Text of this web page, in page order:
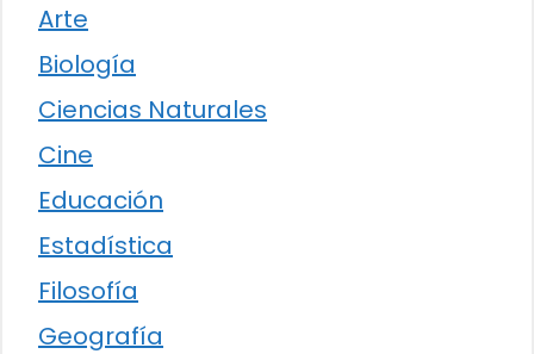
Arte
Biología
Ciencias Naturales
Cine
Educación
Estadística
Filosofía
Geografía